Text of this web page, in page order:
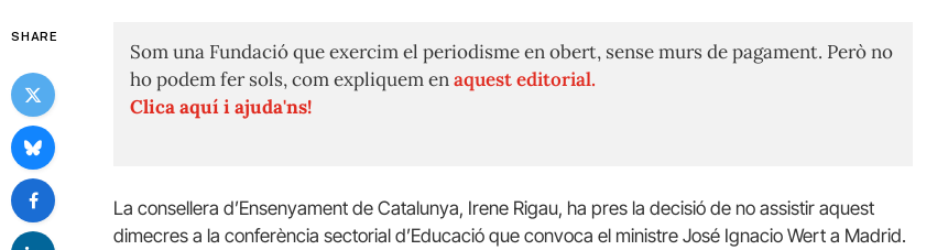
SHARE
Som una Fundació que exercim el periodisme en obert, sense murs de pagament. Però no
ho podem fer sols, com expliquem enaquest editorial.
Clica aquí i ajuda'ns!
La consellera d’Ensenyament de Catalunya, Irene Rigau, ha pres la decisió de no assistir aquest
dimecres a la conferència sectorial d’Educació que convoca el ministre José Ignacio Wert a Madrid.